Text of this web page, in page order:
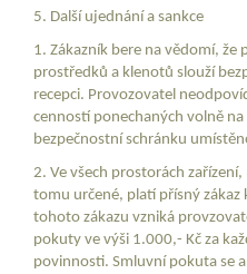
5. Další ujednání a sankce
1. Zákazník bere na vědomí, že
prostředků a klenotů slouží
recepci. Provozovatel
cenností ponechaných volně
bezpečnostní schránku
2. Ve všech prostorách
tomu určené, platí přísný
tohoto zákazu vzniká
pokuty ve výši 1.000,- Kč za
povinnosti. Smluvní pokuta se